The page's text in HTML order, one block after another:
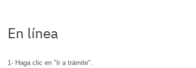
En línea
1- Haga clic en "Ir a trámite".